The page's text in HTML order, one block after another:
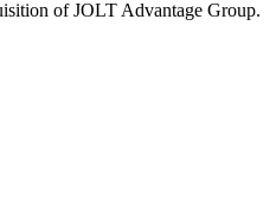
of JOLT Advantage Group.